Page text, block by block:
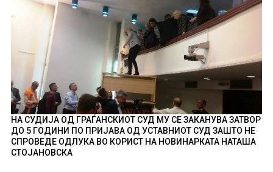
НА СУДИЈА ОД ГРАЃАНСКИОТ СУД МУ СЕ ЗАКАНУВА ЗАТВОР
ДО 5 ГОДИНИ ПО ПРИЈАВА ОД УСТАВНИОТ СУД ЗАШТО НЕ
СПРОВЕДЕ ОДЛУКА ВО КОРИСТ НА НОВИНАРКАТА НАТАША
СТОЈАНОВСКА